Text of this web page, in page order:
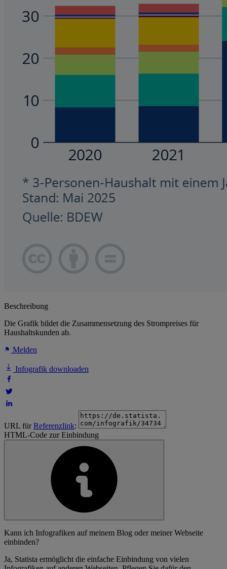
Beschreibung
Die Grafik bildet die Zusammensetzung des Strompreises für
Haushaltskunden ab.
Melden
Infografik downloaden
URL fürReferenzlink:
HTML-Code zur Einbindung
Kann ich Infografiken auf meinem Blog oder meiner Webseite
einbinden?
Ja, Statista ermöglicht die einfache Einbindung von vielen